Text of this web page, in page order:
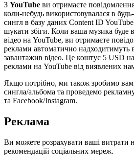
З YouTube ви отримаєте
коли-небудь використовувалася в
сингл в базу даних Content ID YouTube
шукати збіги. Коли ваша музика буде
відео на YouTube, ви отримаєте
реклами автоматично надходитимуть
завантажив відео. Це коштує 5 USD
реклами на YouTube від виявлених
Якщо потрібно, ми також зробимо
сингла/альбома та проведемо
та Facebook/Instagram.
Реклама
Ви можете розрахувати ваші витрати
рекомендацій соціальних мереж.